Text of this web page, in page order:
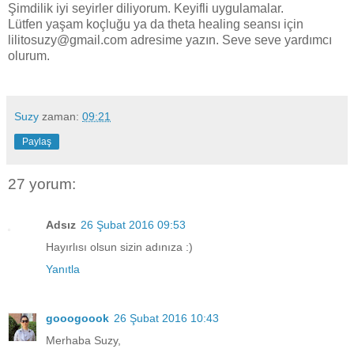
Şimdilik iyi seyirler diliyorum. Keyifli uygulamalar.
Lütfen yaşam koçluğu ya da theta healing seansı için
lilitosuzy@gmail.com adresime yazın. Seve seve yardımcı
olurum.
Suzy zaman: 09:21
Paylaş
27 yorum:
Adsız 26 Şubat 2016 09:53
Hayırlısı olsun sizin adınıza :)
Yanıtla
gooogoook 26 Şubat 2016 10:43
Merhaba Suzy,